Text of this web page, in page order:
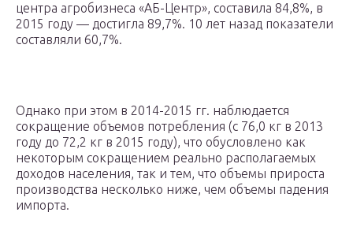
центра агробизнеса «АБ-Центр», составила 84,8%, в
2015 году — достигла 89,7%. 10 лет назад показатели
составляли 60,7%.
Однако при этом в 2014-2015 гг. наблюдается
сокращение объемов потребления (с 76,0 кг в 2013
году до 72,2 кг в 2015 году), что обусловлено как
некоторым сокращением реально располагаемых
доходов населения, так и тем, что объемы прироста
производства несколько ниже, чем объемы падения
импорта.